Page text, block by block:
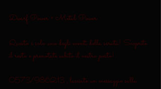
Dwarf Power + Metal Power
Questo è solo uno degli eventi della serata! Scoprite
il resto e prenotate subito il vostro posto!
0573/986213 , lasciate un messaggio sulla